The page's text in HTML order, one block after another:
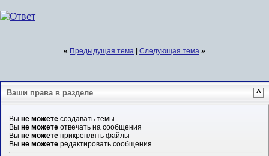
« Предыдущая тема | Следующая тема »
Ваши права в разделе ^
Вы не можетесоздавать темы
Вы не можетеотвечать на сообщения
Вы не можетеприкреплять файлы
Вы не можетередактировать сообщения